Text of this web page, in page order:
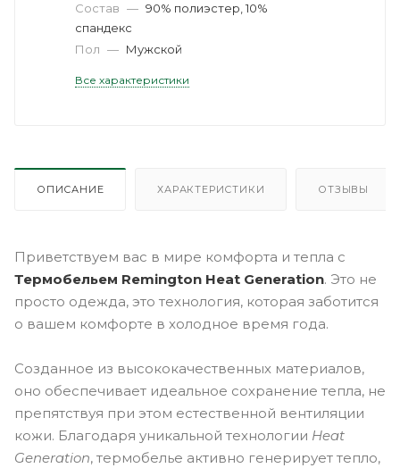
Состав — 90% полиэстер, 10%
спандекс
Пол — Мужской
Все характеристики
ОПИСАНИЕ ХАРАКТЕРИСТИКИ ОТЗЫВЫ
Приветствуем вас в мире комфорта и тепла с
Термобельем Remington Heat Generation. Это не
просто одежда, это технология, которая заботится
о вашем комфорте в холодное время года.
Созданное из высококачественных материалов,
оно обеспечивает идеальное сохранение тепла, не
препятствуя при этом естественной вентиляции
кожи. Благодаря уникальной технологии Heat
Generation, термобелье активно генерирует тепло,